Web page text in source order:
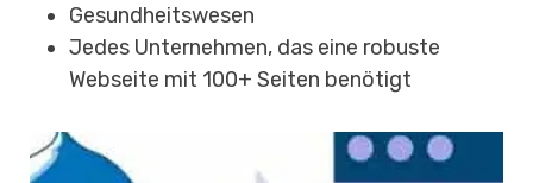
Gesundheitswesen
Jedes Unternehmen, das eine robuste
Webseite mit 100+ Seiten benötigt